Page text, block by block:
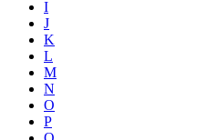
I
J
K
L
M
N
O
P